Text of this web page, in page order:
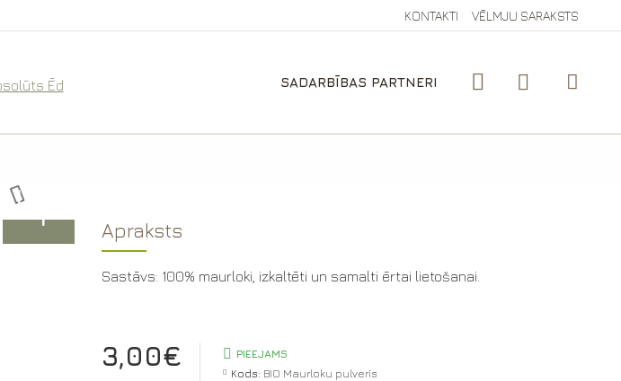
KONTAKTI VĒLMJU SARAKSTS
SADARBĪBAS PARTNERI
pulveris
Apraksts
Sastāvs: 100% maurloki, izkaltēti un samalti ērtai lietošanai.
3,00€
PIEEJAMS
Kods: BIO Maurloku pulveris